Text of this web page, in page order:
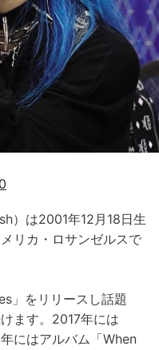
）は2001年12月18日生
リカ・ロサンゼルスで
」をリリースし話題
ます。2017年には
にはアルバム「When